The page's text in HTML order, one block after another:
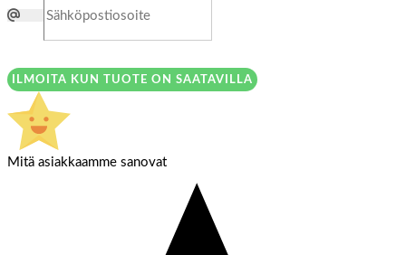
ILMOITA KUN TUOTE ON SAATAVILLA
Mitä asiakkaamme sanovat